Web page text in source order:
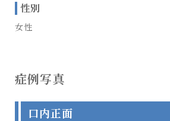
性別
女性
症例写真
口内正面